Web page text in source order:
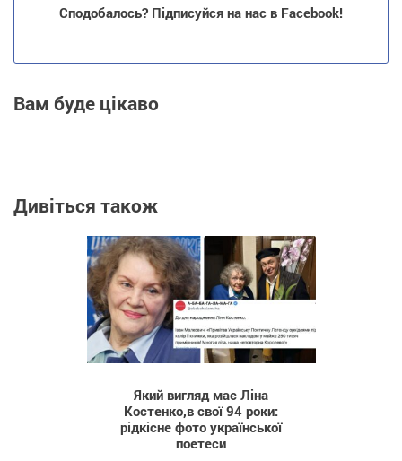
Сподобалось? Підписуйся на нас в Facebook!
Вам буде цікаво
Дивіться також
Який вигляд має Ліна
Костенко,в свої 94 роки:
рідкісне фото української
поетеси